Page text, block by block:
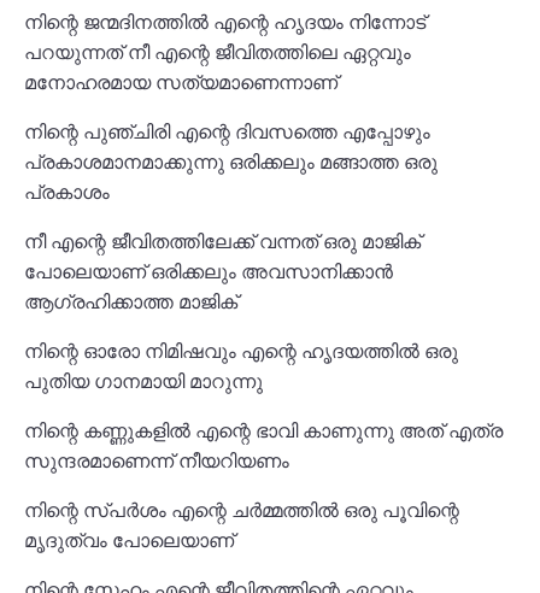
നിന്റെ ജന്മദിനത്തിൽ എന്റെ ഹൃദയം നിന്നോട്
പറയുന്നത് നീ എന്റെ ജീവിതത്തിലെ ഏറ്റവും
മനോഹരമായ സത്യമാണെന്നാണ്
നിന്റെ പുഞ്ചിരി എന്റെ ദിവസത്തെ എപ്പോഴും
പ്രകാശമാനമാക്കുന്നു ഒരിക്കലും മങ്ങാത്ത ഒരു
പ്രകാശം
നീ എന്റെ ജീവിതത്തിലേക്ക് വന്നത് ഒരു മാജിക്
പോലെയാണ് ഒരിക്കലും അവസാനിക്കാൻ
ആഗ്രഹിക്കാത്ത മാജിക്
നിന്റെ ഓരോ നിമിഷവും എന്റെ ഹൃദയത്തിൽ ഒരു
പുതിയ ഗാനമായി മാറുന്നു
നിന്റെ കണ്ണുകളിൽ എന്റെ ഭാവി കാണുന്നു അത് എത്ര
സുന്ദരമാണെന്ന് നീയറിയണം
നിന്റെ സ്പർശം എന്റെ ചർമ്മത്തിൽ ഒരു പൂവിന്റെ
മൃദുത്വം പോലെയാണ്